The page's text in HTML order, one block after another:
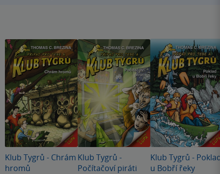
Klub Tygrů - Chrám
hromů
Klub Tygrů -
Počítačoví piráti
Klub Tygrů -
u Bobří řeky